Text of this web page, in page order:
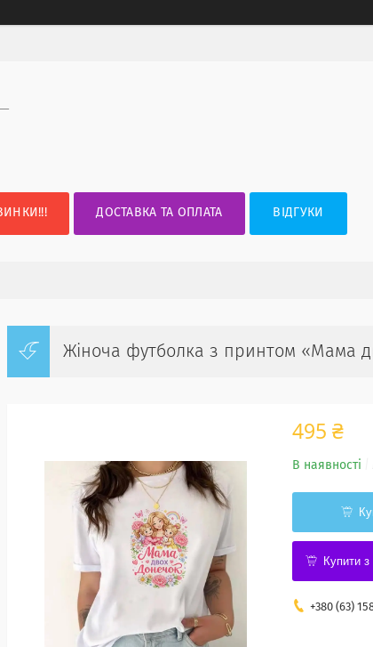
ДОСТАВКА ТА ОПЛАТА ВІДГУКИ
Жіноча футболка з принтом «Мама
495 ₴
В наявності
Купити з
+380 (63)